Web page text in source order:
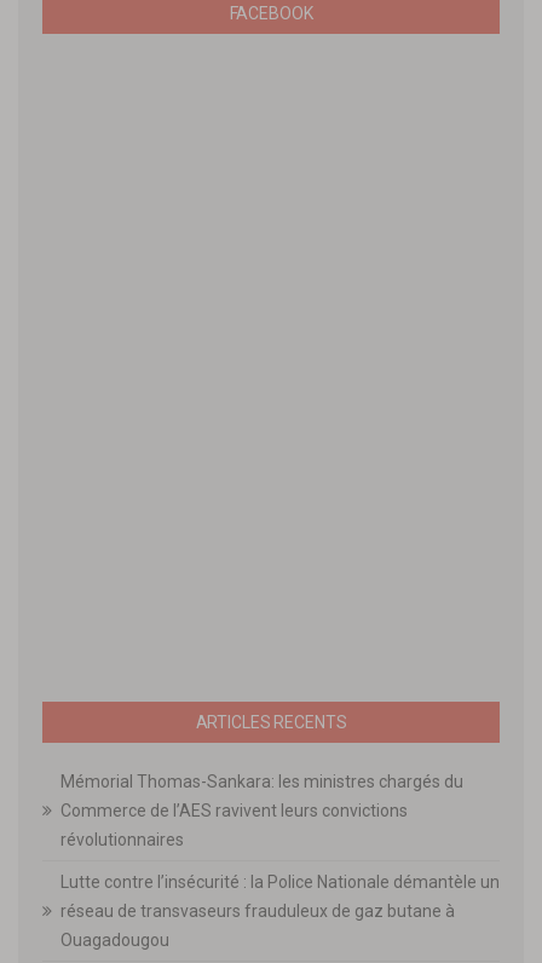
FACEBOOK
ARTICLES RECENTS
Mémorial Thomas-Sankara: les ministres chargés du
Commerce de l’AES ravivent leurs convictions
révolutionnaires
Lutte contre l’insécurité : la Police Nationale démantèle un
réseau de transvaseurs frauduleux de gaz butane à
Ouagadougou